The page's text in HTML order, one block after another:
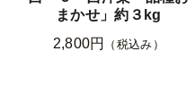
まかせ」約３kg
2,800円
（税込み）